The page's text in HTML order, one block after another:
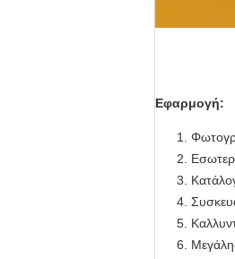
Εφαρμογή: